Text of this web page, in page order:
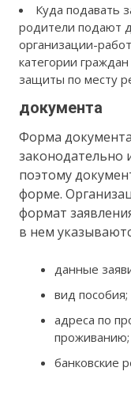
Куда подавать
родители подают
организации-
категории
защиты по месту
документа
Форма
законодательно
поэтому
форме.
формат
в нем
данные
вид пособия;
адреса по
проживанию;
банковские